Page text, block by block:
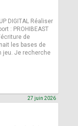
DIGITAL Réaliser
: PROHIBEAST
de
les bases de
jeu. Je recherche
27 juin 2026